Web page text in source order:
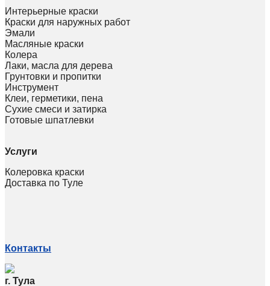
Интерьерные краски
Краски для наружных работ
Эмали
Масляные краски
Колера
Лаки, масла для дерева
Грунтовки и пропитки
Инструмент
Клеи, герметики, пена
Сухие смеси и затирка
Готовые шпатлевки
Услуги
Колеровка краски
Доставка по Туле
Контакты
г. Тула